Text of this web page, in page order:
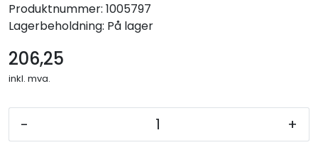
Produktnummer: 1005797
Lagerbeholdning: På lager
206,25
inkl. mva.
- +